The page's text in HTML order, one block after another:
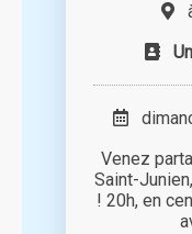
Venez
Saint-
! 20h, en